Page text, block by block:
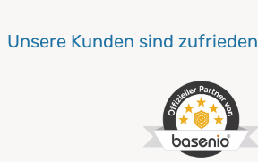
Unsere Kunden sind zufrieden